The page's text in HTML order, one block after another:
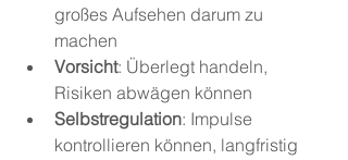
großes Aufsehen darum zu
machen
Vorsicht: Überlegt handeln,
Risiken abwägen können
Selbstregulation: Impulse
kontrollieren können, langfristig